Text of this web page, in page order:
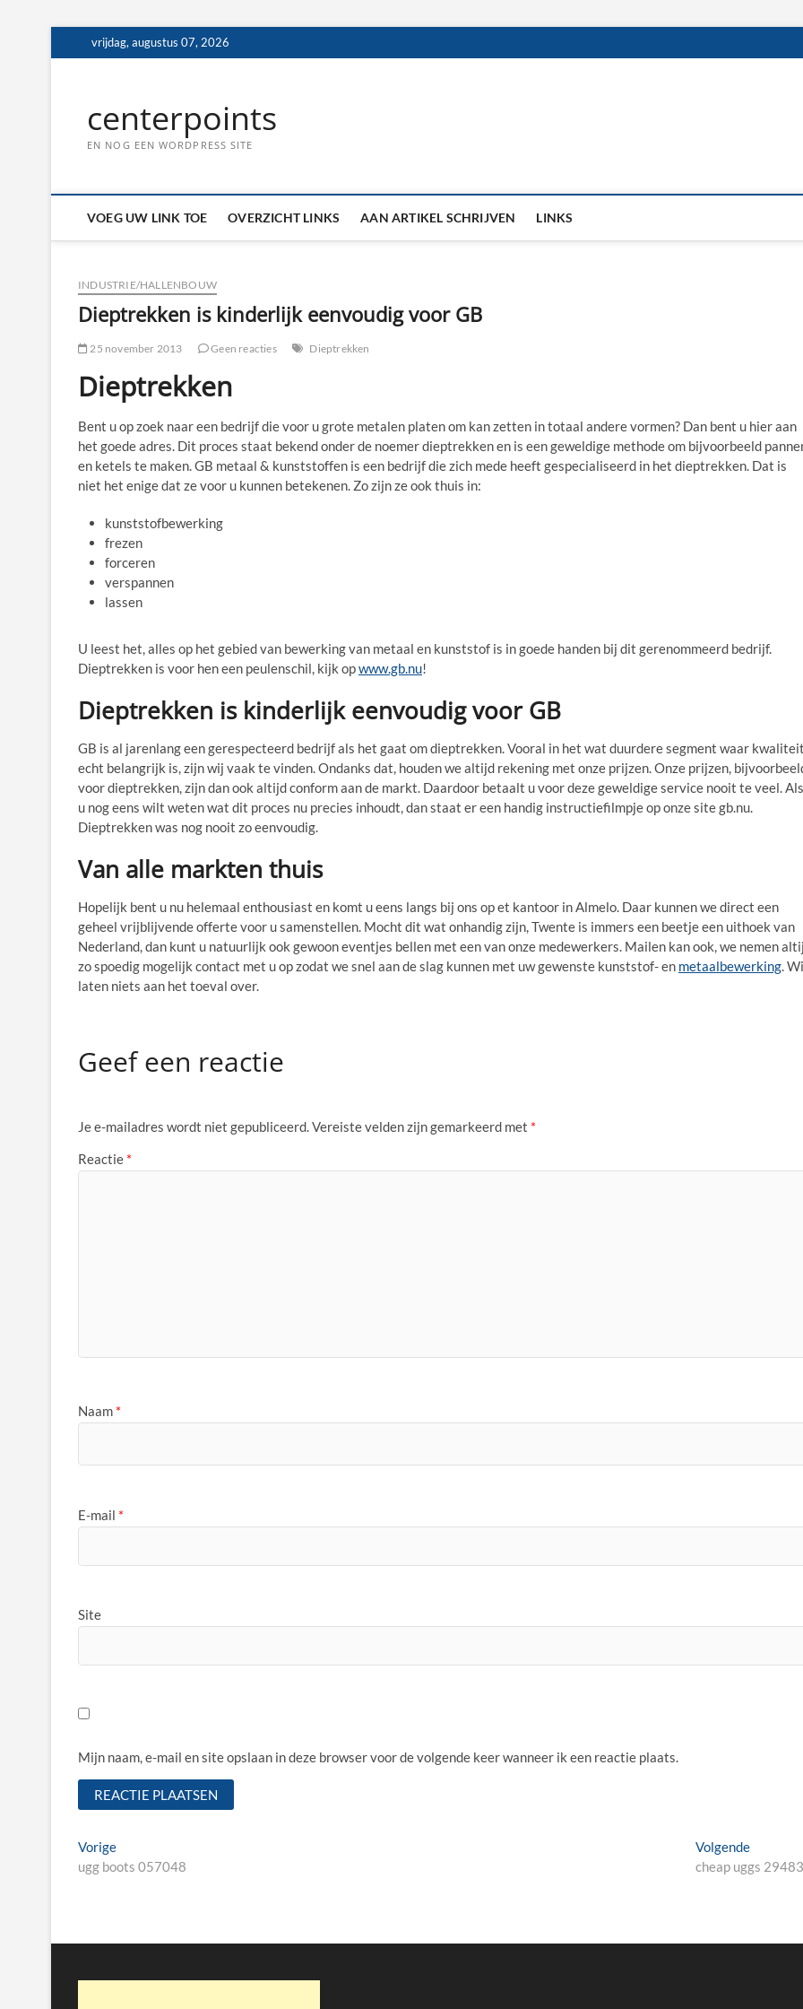
naar
vrijdag, augustus 07, 2026
centerpoints
EN NOG EEN WORDPRESS SITE
VOEG UW LINK TOE OVERZICHT LINKS AAN ARTIKEL SCHRIJVEN LINKS
INDUSTRIE/HALLENBOUW
Dieptrekken is kinderlijk eenvoudig voor GB
25 november 2013 Geen reacties Dieptrekken
Dieptrekken
Bent u op zoek naar een bedrijf die voor u grote metalen platen om kan zetten in totaal andere vormen? Dan bent u hier aan
het goede adres. Dit proces staat bekend onder de noemer dieptrekken en is een geweldige methode om bijvoorbeeld
en ketels te maken. GB metaal & kunststoffen is een bedrijf die zich mede heeft gespecialiseerd in het dieptrekken. Dat is
niet het enige dat ze voor u kunnen betekenen. Zo zijn ze ook thuis in:
kunststofbewerking
frezen
forceren
verspannen
lassen
U leest het, alles op het gebied van bewerking van metaal en kunststof is in goede handen bij dit gerenommeerd bedrijf.
Dieptrekken is voor hen een peulenschil, kijk opwww.gb.nu!
Dieptrekken is kinderlijk eenvoudig voor GB
GB is al jarenlang een gerespecteerd bedrijf als het gaat om dieptrekken. Vooral in het wat duurdere segment waar
echt belangrijk is, zijn wij vaak te vinden. Ondanks dat, houden we altijd rekening met onze prijzen. Onze prijzen,
voor dieptrekken, zijn dan ook altijd conform aan de markt. Daardoor betaalt u voor deze geweldige service nooit te veel. Als
u nog eens wilt weten wat dit proces nu precies inhoudt, dan staat er een handig instructiefilmpje op onze site gb.nu.
Dieptrekken was nog nooit zo eenvoudig.
Van alle markten thuis
Hopelijk bent u nu helemaal enthousiast en komt u eens langs bij ons op et kantoor in Almelo. Daar kunnen we direct een
geheel vrijblijvende offerte voor u samenstellen. Mocht dit wat onhandig zijn, Twente is immers een beetje een uithoek van
Nederland, dan kunt u natuurlijk ook gewoon eventjes bellen met een van onze medewerkers. Mailen kan ook, we nemen
zo spoedig mogelijk contact met u op zodat we snel aan de slag kunnen met uw gewenste kunststof- en metaalbewerking.
laten niets aan het toeval over.
Geef een reactie
Je e-mailadres wordt niet gepubliceerd.Vereiste velden zijn gemarkeerd met *
Reactie *
Naam *
E-mail *
Site
Mijn naam, e-mail en site opslaan in deze browser voor de volgende keer wanneer ik een reactie plaats.
Bericht
navigatie
VorigeVorige
bericht:
ugg boots 057048
VolgendeVolgende
bericht:
cheap uggs